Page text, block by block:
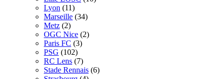
Lyon (11)
Marseille (34)
Metz (2)
OGC Nice (2)
Paris FC (3)
PSG (102)
RC Lens (7)
Stade Rennais (6)